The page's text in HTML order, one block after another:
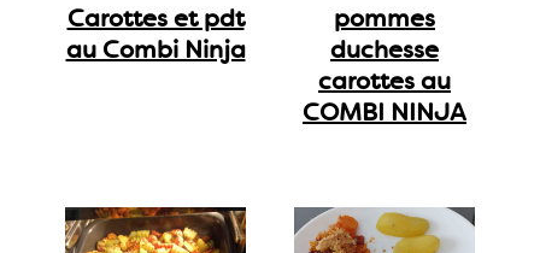
Carottes et pdt
au Combi Ninja
pommes
duchesse
carottes au
COMBI NINJA